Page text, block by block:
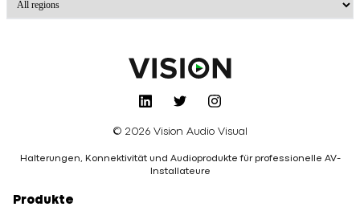
© 2026 Vision Audio Visual
Halterungen, Konnektivität und Audioprodukte für professionelle AV-
Installateure
Produkte